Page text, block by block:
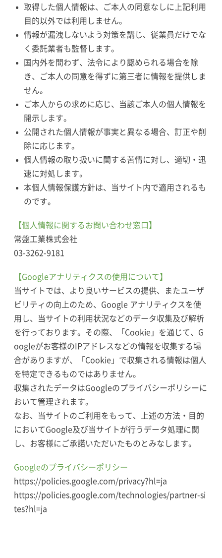
取得した個人情報は、ご本人の同意なしに上記利用
目的以外では利用しません。
情報が漏洩しないよう対策を講じ、従業員だけでな
く委託業者も監督します。
国内外を問わず、法令により認められる場合を除
き、ご本人の同意を得ずに第三者に情報を提供しま
せん。
ご本人からの求めに応じ、当該ご本人の個人情報を
開示します。
公開された個人情報が事実と異なる場合、訂正や削
除に応じます。
個人情報の取り扱いに関する苦情に対し、適切・迅
速に対処します。
本個人情報保護方針は、当サイト内で適用されるも
のです。
【個人情報に関するお問い合わせ窓口】
常盤工業株式会社
03-3262-9181
【Googleアナリティクスの使用について】
当サイトでは、より良いサービスの提供、またユーザ
ビリティの向上のため、Google アナリティクスを使
用し、当サイトの利用状況などのデータ収集及び解析
を行っております。その際、「Cookie」を通じて、G
oogleがお客様のIPアドレスなどの情報を収集する場
合がありますが、「Cookie」で収集される情報は個人
を特定できるものではありません。
収集されたデータはGoogleのプライバシーポリシーに
おいて管理されます。
なお、当サイトのご利用をもって、上述の方法・目的
においてGoogle及び当サイトが行うデータ処理に関
し、お客様にご承諾いただいたものとみなします。
Googleのプライバシーポリシー
https://policies.google.com/privacy?hl=ja
https://policies.google.com/technologies/partner-si
tes?hl=ja